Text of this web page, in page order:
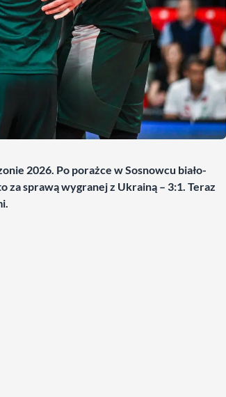
2026. Po porażce w Sosnowcu biało-
za sprawą wygranej z Ukrainą – 3:1. Teraz